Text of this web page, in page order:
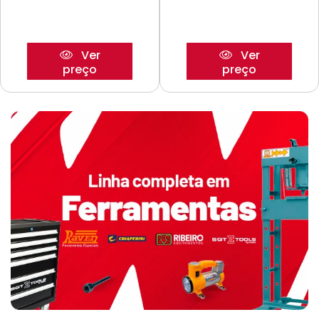
Ver
preço
Ver
preço